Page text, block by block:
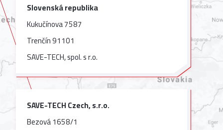
Slovenská republika
Kukučínova 7587
Trenčín 91101
SAVE-TECH, spol. s r.o.
SAVE-TECH Czech, s.r.o.
Bezová 1658/1